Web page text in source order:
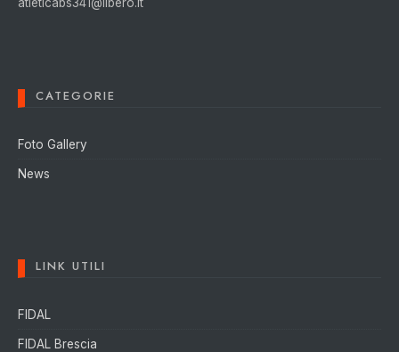
CATEGORIE
Foto Gallery
News
LINK UTILI
FIDAL
FIDAL Brescia